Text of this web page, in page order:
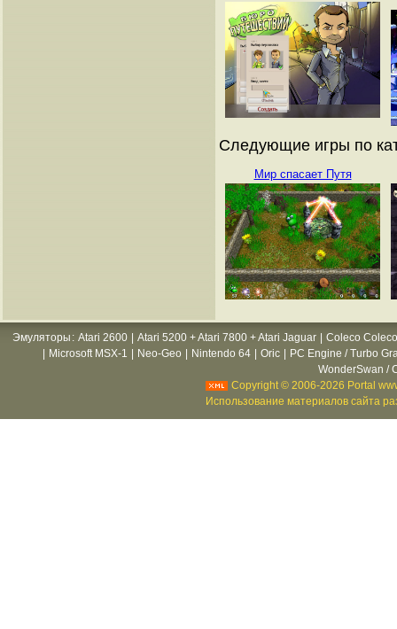
Следующие игры по
Мир спасает Путя
Эмуляторы : Atari 2600 Atari 5200 + Atari 7800 + Atari Jaguar
Coleco
Microsoft MSX-1 Neo-Geo Nintendo 64 Oric
PC Engine / Turbo
WonderSwan /
Copyright © 2006-2026 Portal
Использование материалов сайта